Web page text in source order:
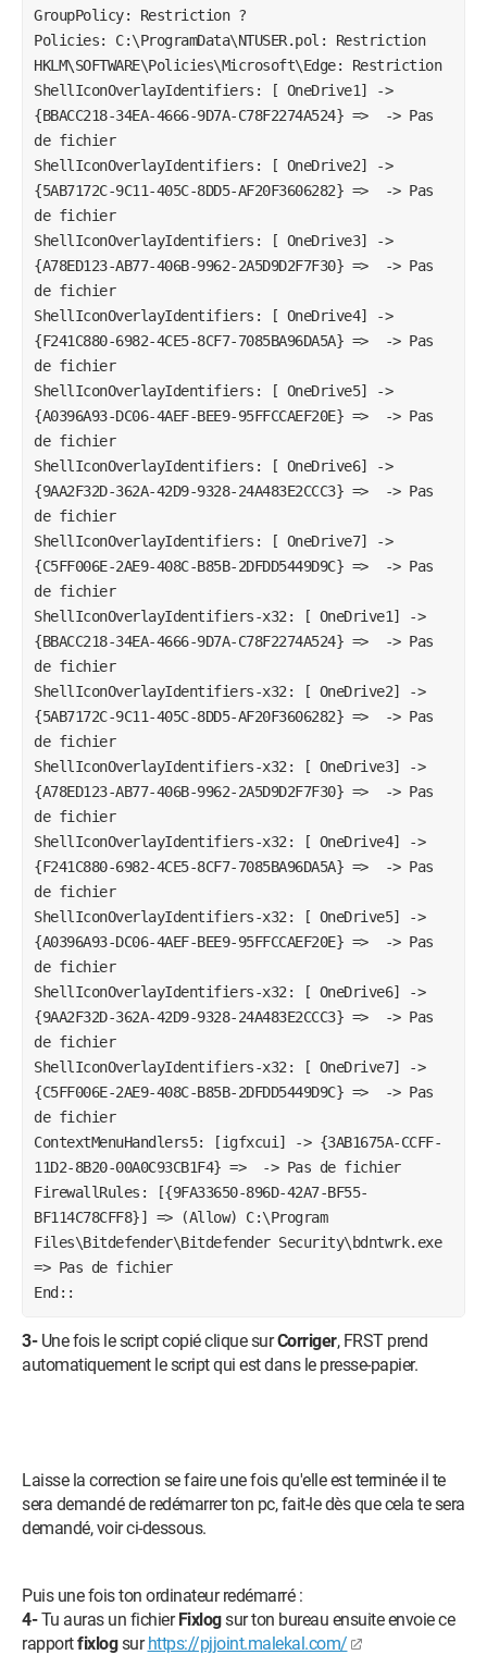
GroupPolicy: Restriction ?
Policies: C:\ProgramData\NTUSER.pol: Restriction
HKLM\SOFTWARE\Policies\Microsoft\Edge: Restriction
ShellIconOverlayIdentifiers: [ OneDrive1] ->
{BBACC218-34EA-4666-9D7A-C78F2274A524} =>  -> Pas
de fichier
ShellIconOverlayIdentifiers: [ OneDrive2] ->
{5AB7172C-9C11-405C-8DD5-AF20F3606282} =>  -> Pas
de fichier
ShellIconOverlayIdentifiers: [ OneDrive3] ->
{A78ED123-AB77-406B-9962-2A5D9D2F7F30} =>  -> Pas
de fichier
ShellIconOverlayIdentifiers: [ OneDrive4] ->
{F241C880-6982-4CE5-8CF7-7085BA96DA5A} =>  -> Pas
de fichier
ShellIconOverlayIdentifiers: [ OneDrive5] ->
{A0396A93-DC06-4AEF-BEE9-95FFCCAEF20E} =>  -> Pas
de fichier
ShellIconOverlayIdentifiers: [ OneDrive6] ->
{9AA2F32D-362A-42D9-9328-24A483E2CCC3} =>  -> Pas
de fichier
ShellIconOverlayIdentifiers: [ OneDrive7] ->
{C5FF006E-2AE9-408C-B85B-2DFDD5449D9C} =>  -> Pas
de fichier
ShellIconOverlayIdentifiers-x32: [ OneDrive1] ->
{BBACC218-34EA-4666-9D7A-C78F2274A524} =>  -> Pas
de fichier
ShellIconOverlayIdentifiers-x32: [ OneDrive2] ->
{5AB7172C-9C11-405C-8DD5-AF20F3606282} =>  -> Pas
de fichier
ShellIconOverlayIdentifiers-x32: [ OneDrive3] ->
{A78ED123-AB77-406B-9962-2A5D9D2F7F30} =>  -> Pas
de fichier
ShellIconOverlayIdentifiers-x32: [ OneDrive4] ->
{F241C880-6982-4CE5-8CF7-7085BA96DA5A} =>  -> Pas
de fichier
ShellIconOverlayIdentifiers-x32: [ OneDrive5] ->
{A0396A93-DC06-4AEF-BEE9-95FFCCAEF20E} =>  -> Pas
de fichier
ShellIconOverlayIdentifiers-x32: [ OneDrive6] ->
{9AA2F32D-362A-42D9-9328-24A483E2CCC3} =>  -> Pas
de fichier
ShellIconOverlayIdentifiers-x32: [ OneDrive7] ->
{C5FF006E-2AE9-408C-B85B-2DFDD5449D9C} =>  -> Pas
de fichier
ContextMenuHandlers5: [igfxcui] -> {3AB1675A-CCFF-
11D2-8B20-00A0C93CB1F4} =>  -> Pas de fichier
FirewallRules: [{9FA33650-896D-42A7-BF55-
BF114C78CFF8}] => (Allow) C:\Program
Files\Bitdefender\Bitdefender Security\bdntwrk.exe
=> Pas de fichier
End::
3-Une fois le script copié clique surCorriger, FRST prend
automatiquement le script qui est dans le presse-papier.
Laisse la correction se faire une fois qu'elle est terminée il te
sera demandé de redémarrer ton pc, fait-le dès que cela te sera
demandé, voir ci-dessous.
Puis une fois ton ordinateur redémarré :
4-Tu auras un fichierFixlogsur ton bureau ensuite envoie ce
rapportfixlogsurhttps://pjjoint.malekal.com/